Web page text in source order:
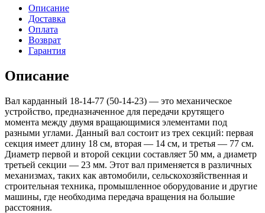
(50-
Описание
Доставка
Оплата
Возврат
Гарантия
Описание
Вал карданный 18-14-77 (50-14-23) — это механическое
устройство, предназначенное для передачи крутящего
момента между двумя вращающимися элементами под
разными углами. Данный вал состоит из трех секций: первая
секция имеет длину 18 см, вторая — 14 см, и третья — 77 см.
Диаметр первой и второй секции составляет 50 мм, а диаметр
третьей секции — 23 мм. Этот вал применяется в различных
механизмах, таких как автомобили, сельскохозяйственная и
строительная техника, промышленное оборудование и другие
машины, где необходима передача вращения на большие
расстояния.